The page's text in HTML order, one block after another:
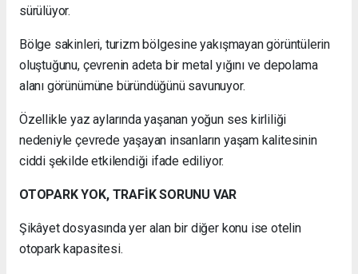
sürülüyor.
Bölge sakinleri, turizm bölgesine yakışmayan görüntülerin
oluştuğunu, çevrenin adeta bir metal yığını ve depolama
alanı görünümüne büründüğünü savunuyor.
Özellikle yaz aylarında yaşanan yoğun ses kirliliği
nedeniyle çevrede yaşayan insanların yaşam kalitesinin
ciddi şekilde etkilendiği ifade ediliyor.
OTOPARK YOK, TRAFİK SORUNU VAR
Şikâyet dosyasında yer alan bir diğer konu ise otelin
otopark kapasitesi.